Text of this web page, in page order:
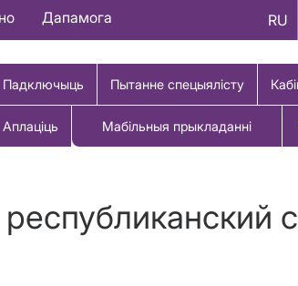
Дапамога RU
Падключыць Пытанне спецыялісту
Аплаціць Мабільныя прыкладанні